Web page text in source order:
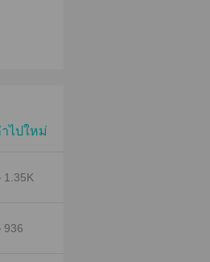
าไปใหม่
1.35K
936